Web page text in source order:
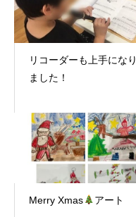
リコーダーも上手になり
ました！
Merry Xmas アート